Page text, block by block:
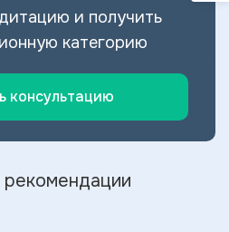
и получить
категорию
консультацию
рекомендации